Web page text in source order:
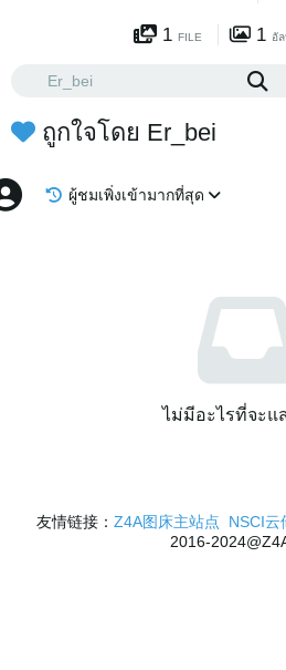
1 FILE 1 อั
ถูกใจโดย Er_bei
ผู้ชมเพิ่งเข้ามากที่สุด
ไม่มีอะไรที่จะแ
友情链接： Z4A图床主站点 NSCI云
2016-